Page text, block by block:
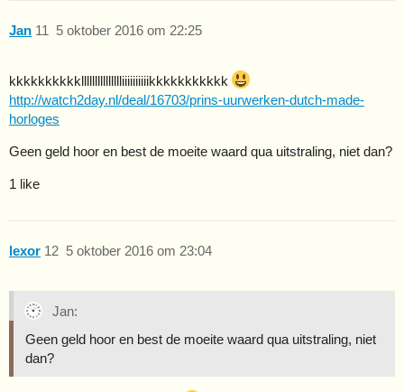
Jan 5 oktober 2016 om 22:25
11
kkkkkkkkkkllllllllllllllliiiiiiiiiikkkkkkkkkkk
http://watch2day.nl/deal/16703/prins-uurwerken-dutch-made-
horloges
Geen geld hoor en best de moeite waard qua uitstraling, niet dan?
1 like
lexor 5 oktober 2016 om 23:04
12
Jan:
Geen geld hoor en best de moeite waard qua uitstraling, niet
dan?